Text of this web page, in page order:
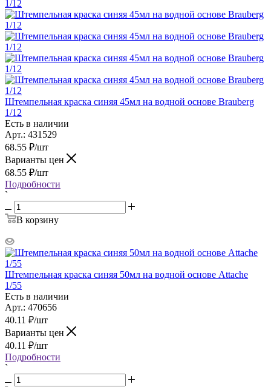
Штемпельная краска синяя 45мл на водной основе Brauberg
1/12
Есть в наличии
Арт.: 431529
68.55 ₽/шт
Варианты цен
68.55 ₽/шт
Подробности
`
В корзину
Штемпельная краска синяя 50мл на водной основе Attache
1/55
Есть в наличии
Арт.: 470656
40.11 ₽/шт
Варианты цен
40.11 ₽/шт
Подробности
`